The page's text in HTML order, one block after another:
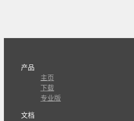
产品
主页
下载
专业版
文档